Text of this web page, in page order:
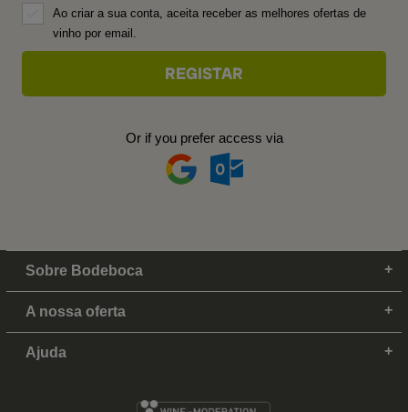
Ao criar a sua conta, aceita receber as melhores ofertas de
vinho por email.
Or if you prefer access via
Sobre Bodeboca
A nossa oferta
Ajuda